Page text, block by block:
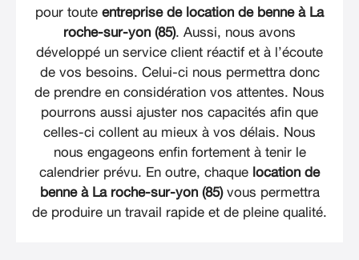
pour toute entreprise de location de benne à La
roche-sur-yon (85). Aussi, nous avons
développé un service client réactif et à l’écoute
de vos besoins. Celui-ci nous permettra donc
de prendre en considération vos attentes. Nous
pourrons aussi ajuster nos capacités afin que
celles-ci collent au mieux à vos délais. Nous
nous engageons enfin fortement à tenir le
calendrier prévu. En outre, chaque location de
benne à La roche-sur-yon (85)vous permettra
de produire un travail rapide et de pleine qualité.